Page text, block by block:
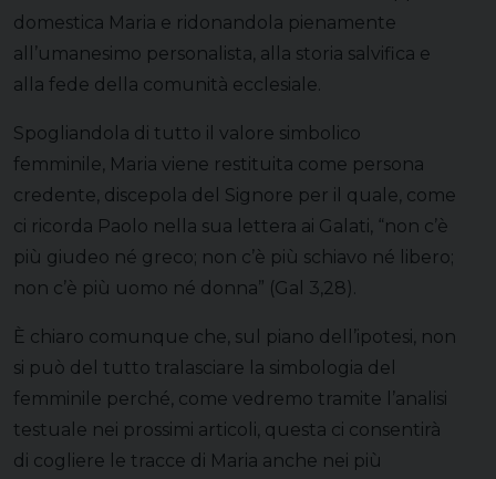
domestica Maria e ridonandola pienamente
all’umanesimo personalista, alla storia salvifica e
alla fede della comunità ecclesiale.
Spogliandola di tutto il valore simbolico
femminile, Maria viene restituita come persona
credente, discepola del Signore per il quale, come
ci ricorda Paolo nella sua lettera ai Galati, “non c’è
più giudeo né greco; non c’è più schiavo né libero;
non c’è più uomo né donna” (Gal 3,28).
È chiaro comunque che, sul piano dell’ipotesi, non
si può del tutto tralasciare la simbologia del
femminile perché, come vedremo tramite l’analisi
testuale nei prossimi articoli, questa ci consentirà
di cogliere le tracce di Maria anche nei più